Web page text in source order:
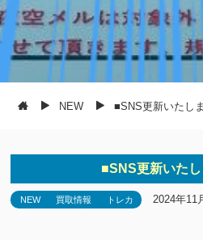
NEW ■SNS更新いたし
■SNS更新いた
NEW 買取情報 トレカ 2024年11